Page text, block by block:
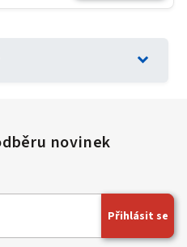
expand_more
Přihlásit se